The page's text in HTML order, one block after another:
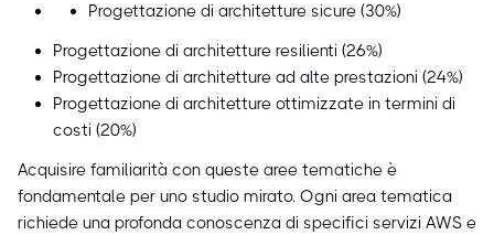
Progettazione di architetture sicure (30%)
Progettazione di architetture resilienti (26%)
Progettazione di architetture ad alte prestazioni (24%)
Progettazione di architetture ottimizzate in termini di
costi (20%)
Acquisire familiarità con queste aree tematiche è
fondamentale per uno studio mirato. Ogni area tematica
richiede una profonda conoscenza di specifici servizi AWS e